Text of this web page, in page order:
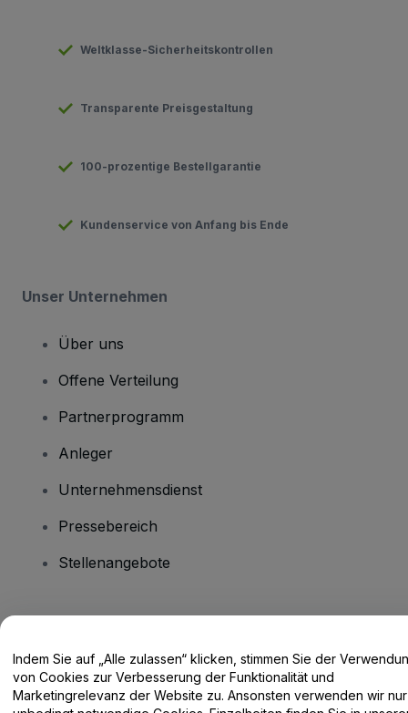
Weltklasse-Sicherheitskontrollen
Transparente Preisgestaltung
100-prozentige Bestellgarantie
Kundenservice von Anfang bis Ende
Unser Unternehmen
Über uns
Offene Verteilung
Partnerprogramm
Anleger
Unternehmensdienst
Pressebereich
Stellenangebote
Hilfe-Center / Kontakt
Indem Sie auf „Alle zulassen“ klicken, stimmen Sie der
von Cookies zur Verbesserung der Funktionalität und
Marketingrelevanz der Website zu. Ansonsten verwenden wir nur